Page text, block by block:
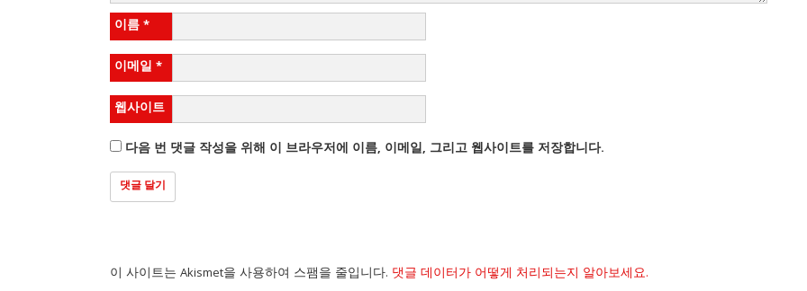
이름*
이메일 *
웹사이트
다음 번 댓글 작성을 위해 이 브라우저에 이름, 이메일, 그리고 웹사이트를 저장합니다.
이 사이트는 Akismet을 사용하여 스팸을 줄입니다. 댓글 데이터가 어떻게 처리되는지 알아보세요.